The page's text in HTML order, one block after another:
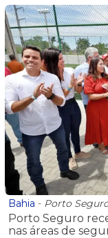
Bahia - Porto
Porto Seguro
nas áreas de